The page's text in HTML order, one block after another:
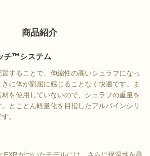
商品紹介
チ™システム
することで、伸縮性の高いシュラフになっ
に体が窮屈に感じることなく快適です。ま
を使用していないので、シュラフの重量を
とことん軽量化を目指したアルパインシリ
。